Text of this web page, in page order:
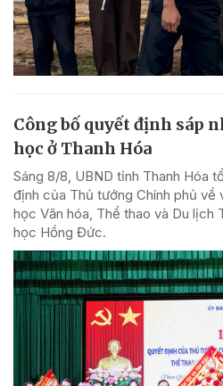
Công bố quyết định sáp
học ở Thanh Hóa
Sáng 8/8, UBND tỉnh Thanh Hóa
định của Thủ tướng Chính phủ về
học Văn hóa, Thể thao và Du lịch
học Hồng Đức.